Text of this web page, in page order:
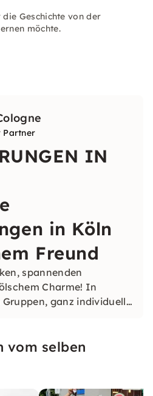
Geschichte von der
möchte.
Partner
IN
in Köln
Freund
spannenden
Charme! In
ganz individuell
vom selben